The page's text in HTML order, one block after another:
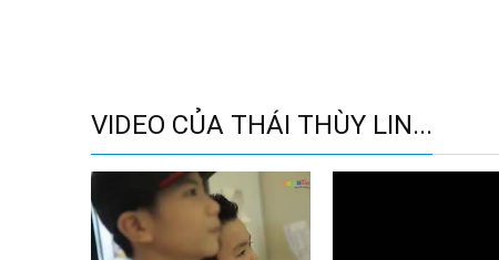
VIDEO CỦA THÁI THÙY LIN...